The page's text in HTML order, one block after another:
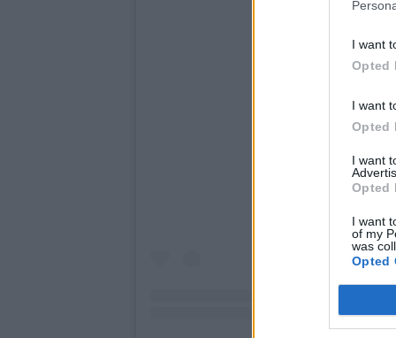
I want
Opted
I want
Opted
I want
Opted
I want
of my
was
Opted
View this post